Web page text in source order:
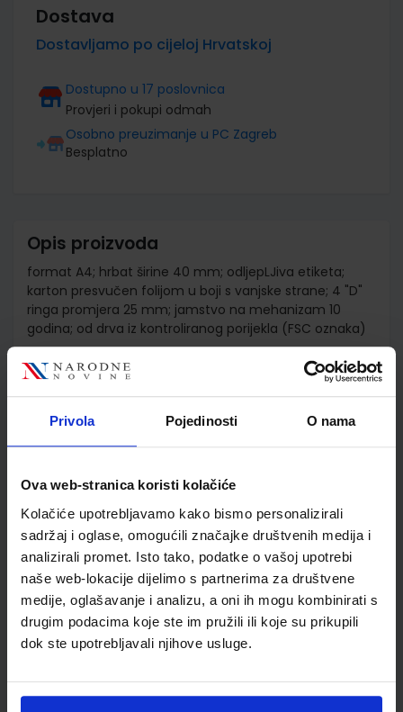
Privola Pojedinosti O nama
Ova web-stranica koristi kolačiće
Kolačiće upotrebljavamo kako bismo personalizirali
sadržaj i oglase, omogućili značajke društvenih medija i
analizirali promet. Isto tako, podatke o vašoj upotrebi
naše web-lokacije dijelimo s partnerima za društvene
medije, oglašavanje i analizu, a oni ih mogu kombinirati s
drugim podacima koje ste im pružili ili koje su prikupili
dok ste upotrebljavali njihove usluge.
Dostava
Dostavljamo po cijeloj Hrvatskoj
Dostupno u 17 poslovnica
Provjeri i pokupi odmah
Osobno preuzimanje u PC Zagreb
Besplatno
Opis proizvoda
format A4; hrbat širine 40 mm; odljepLJiva etiketa;
karton presvučen folijom u boji s vanjske strane; 4 "D"
ringa promjera 25 mm; jamstvo na mehanizam 10
godina; od drva iz kontroliranog porijekla (FSC oznaka)
Detalji proizvoda
Šifra proizvoda
Newsletter prijava